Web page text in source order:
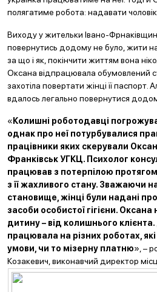
полягатиме робота: надавати
Виходу у жительки Івано-
повернутись додому не було, жити
за що і як, покінчити життям вона
Оксана відпрацювала обумовлений
захотіла повертати жінці її паспорт.
вдалось легально повернутися
« Колишні роботодавці
однак про неї потурбувалися
працівники яких скерували
Франківськ УГКЦ. Психолог
працював з потерпілою протягом
з її жахливого стану. Зважаючи
становище, жінці були надані
засоби особистої гігієни.
дитину – від колишнього
працювала на різних роботах,
умови, чи то мізерну платню», –
Козакевич, виконавчий директор